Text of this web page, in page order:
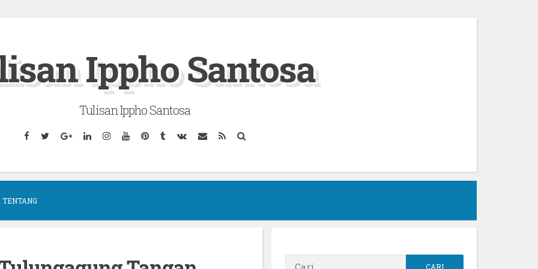
Ippho Santosa
Tulisan Ippho Santosa
Facebook
TwitterGoogleLinkedinInstagram
YouTubePinterest
TumblrVK EmailRSS
TENTANG